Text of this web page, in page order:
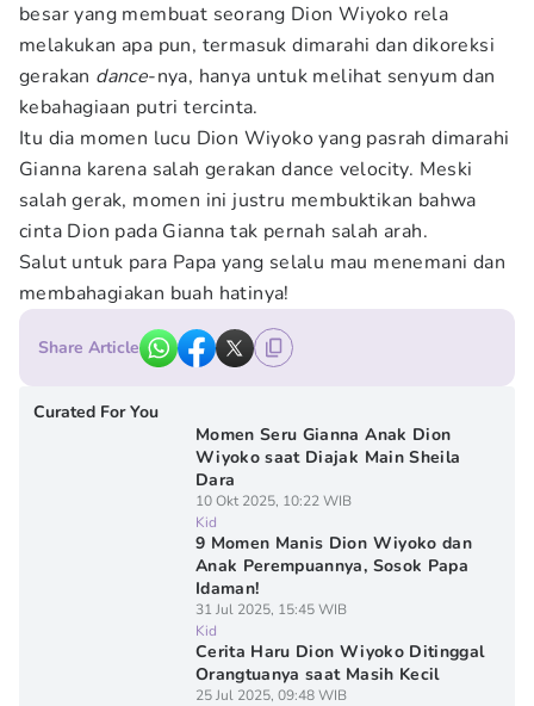
besar yang membuat seorang Dion Wiyoko rela
melakukan apa pun, termasuk dimarahi dan dikoreksi
gerakan dance-nya, hanya untuk melihat senyum dan
kebahagiaan putri tercinta.
Itu dia momen lucu Dion Wiyoko yang pasrah dimarahi
Gianna karena salah gerakan dance velocity. Meski
salah gerak, momen ini justru membuktikan bahwa
cinta Dion pada Gianna tak pernah salah arah.
Salut untuk para Papa yang selalu mau menemani dan
membahagiakan buah hatinya!
Share Article
Curated For You
Momen Seru Gianna Anak Dion
Wiyoko saat Diajak Main Sheila
Dara
10 Okt 2025, 10:22 WIB
Kid
9 Momen Manis Dion Wiyoko dan
Anak Perempuannya, Sosok Papa
Idaman!
31 Jul 2025, 15:45 WIB
Kid
Cerita Haru Dion Wiyoko Ditinggal
Orangtuanya saat Masih Kecil
25 Jul 2025, 09:48 WIB